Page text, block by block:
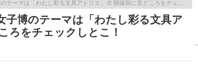
マは「わたし彩る文具アトリエ」🎨 開催前に見どころをチェックしとこ！
子博のテーマは「わたし彩る文具ア
ろをチェックしとこ！